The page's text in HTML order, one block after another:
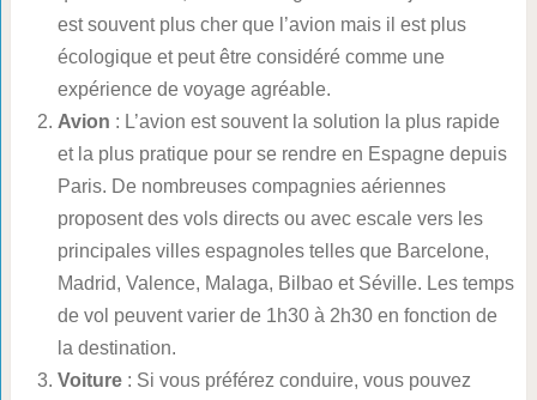
est souvent plus cher que l’avion mais il est plus
écologique et peut être considéré comme une
expérience de voyage agréable.
Avion : L’avion est souvent la solution la plus rapide
et la plus pratique pour se rendre en Espagne depuis
Paris. De nombreuses compagnies aériennes
proposent des vols directs ou avec escale vers les
principales villes espagnoles telles que Barcelone,
Madrid, Valence, Malaga, Bilbao et Séville. Les temps
de vol peuvent varier de 1h30 à 2h30 en fonction de
la destination.
Voiture: Si vous préférez conduire, vous pouvez